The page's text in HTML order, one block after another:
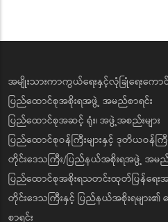
အမျိုးသားကာကွယ်ရေးနှင့်လုံခြုံရေးကော
ပြည်ထောင်စုအစိုးရအဖွဲ့ အမည်စာရင်း
ပြည်ထောင်စုအဆင့် ရုံး၊ အဖွဲ့အစည်းများ
ပြည်ထောင်စုဝန်ကြီးများနှင့် ဒုတိယဝန်ကြီး
တိုင်းဒေသကြီး/ပြည်နယ်အစိုးရအဖွဲ့ အမည်
ပြည်ထောင်စုအစိုးရသတင်းထုတ်ပြန်ရေး
တိုင်းဒေသကြီးနှင့် ပြည်နယ်အစိုးရများ၏
စာရင်း